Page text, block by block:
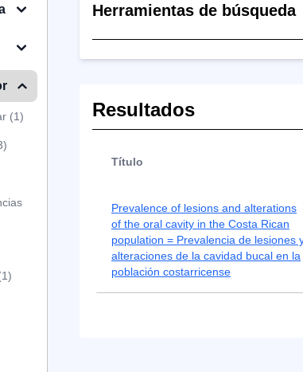
(1)
Herramientas de búsqueda
Resultados
Título
Prevalence of lesions and alterations
of the oral cavity in the Costa Rican
population = Prevalencia de lesiones
alteraciones de la cavidad bucal en la
población costarricense